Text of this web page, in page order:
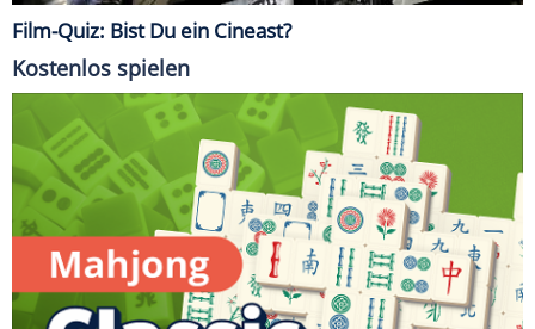
Film-Quiz: Bist Du ein Cineast?
Kostenlos spielen